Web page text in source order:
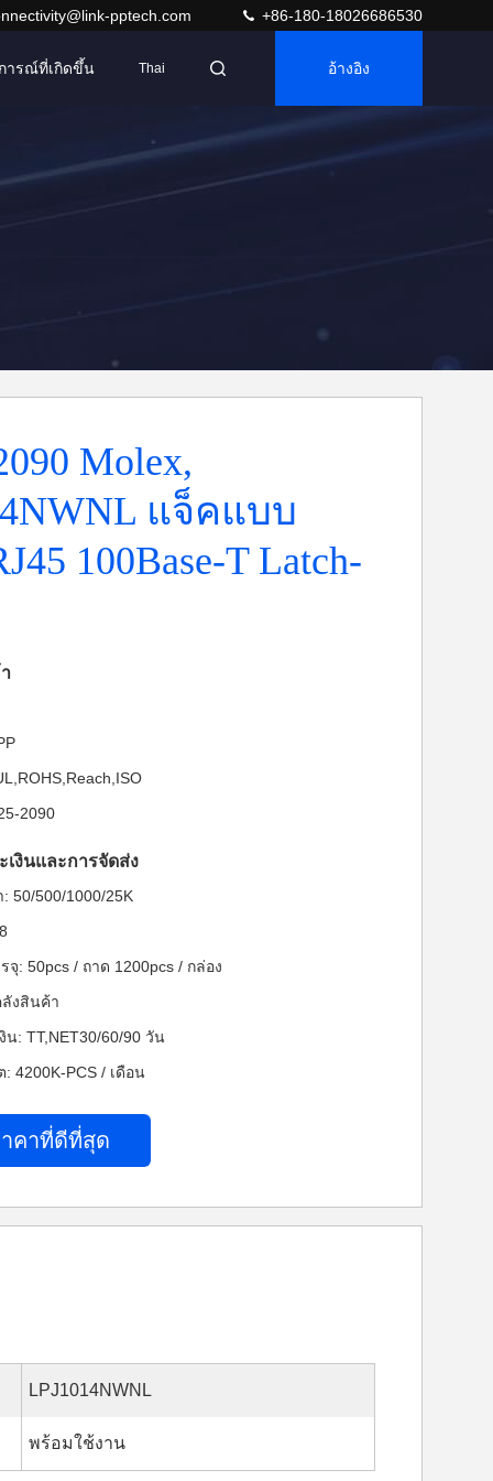
pptech.com +86-180-18026686530
ารณ์ที่เกิดขึ้น Thai อ้างอิง
Molex,
แจ็คแบบ
100Base-T Latch-
2090
เงินและการจัดส่ง
50/500/1000/25K
จุ: 50pcs / ถาด 1200pcs / กล่อง
ลังสินค้า
น: TT,NET30/60/90 วัน
4200K-PCS / เดือน
คาที่ดีที่สุด
LPJ1014NWNL
พร้อมใช้งาน